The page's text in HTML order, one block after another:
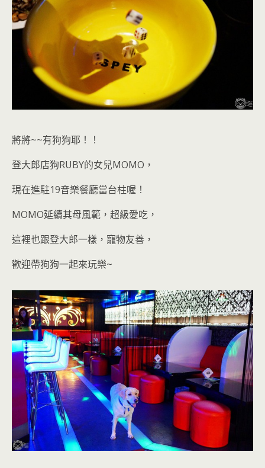
將將~~有狗狗耶！！
登大郎店狗RUBY的女兒MOMO，
現在進駐19音樂餐廳當台柱喔！
MOMO延續其母風範，超級愛吃，
這裡也跟登大郎一樣，寵物友善，
歡迎帶狗狗一起來玩樂~